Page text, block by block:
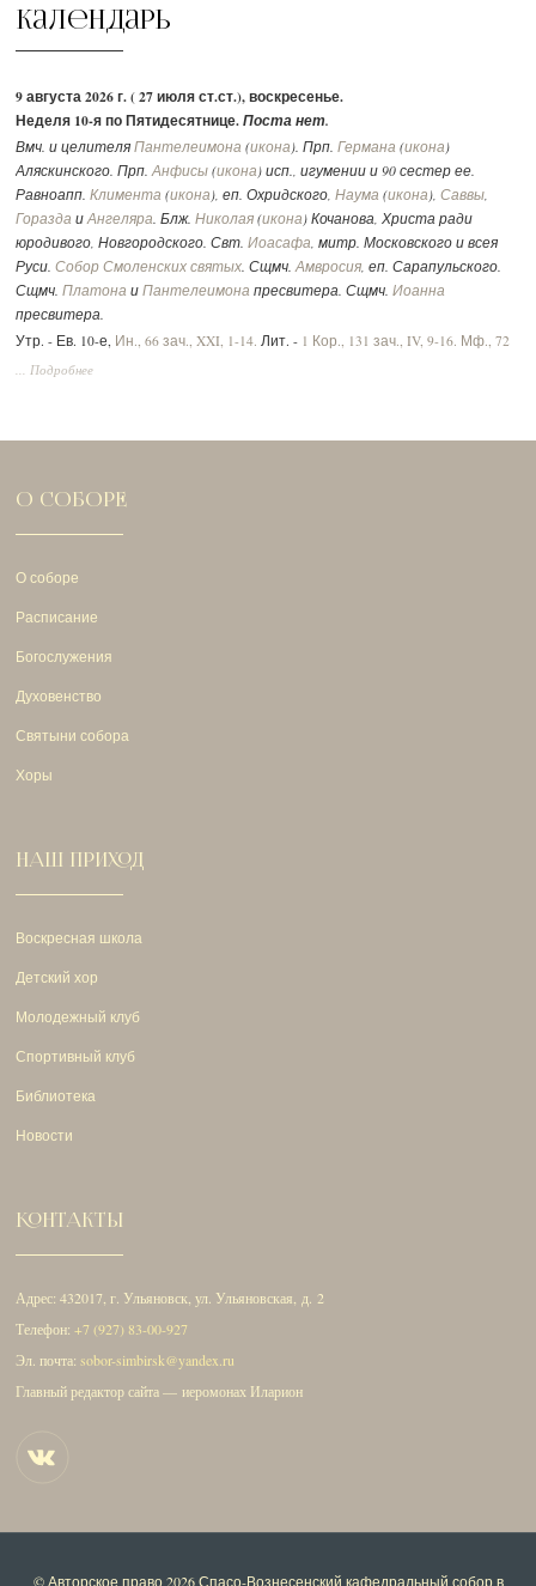
Календарь
9 августа 2026 г. ( 27 июля ст.ст.), воскресенье.
Неделя 10-я по Пятидесятнице.Поста нет.
Вмч. и целителяПантелеимона (икона). Прп.Германа (икона)
Аляскинского. Прп.Анфисы (икона) исп., игумении и 90 сестер ее.
Равноапп.Климента (икона), еп. Охридского,Наума (икона),Саввы,
Горазда иАнгеляра. Блж.Николая (икона) Кочанова, Христа ради
юродивого, Новгородского. Свт.Иоасафа, митр. Московского и всея
Руси.Собор Смоленских святых. Сщмч.Амвросия, еп. Сарапульского.
Сщмч.Платона иПантелеимона пресвитера. Сщмч.Иоанна
пресвитера.
Утр. - Ев. 10-е, Ин., 66 зач., XXI, 1-14. Лит. - 1 Кор., 131 зач., IV, 9-16. Мф., 72
зач., XVII, 14-23.
... Подробнее
О СОБОРЕ
О соборе
Расписание
Богослужения
Духовенство
Святыни собора
Хоры
НАШ ПРИХОД
Воскресная школа
Детский хор
Молодежный клуб
Спортивный клуб
Библиотека
Новости
КОНТАКТЫ
Адрес: 432017, г. Ульяновск, ул. Ульяновская, д. 2
Телефон:+7 (927) 83-00-927
Эл. почта:sobor-simbirsk@yandex.ru
Главный редактор сайта — иеромонах Иларион
© Авторское право 2026Спасо-Вознесенский кафедральный собор в